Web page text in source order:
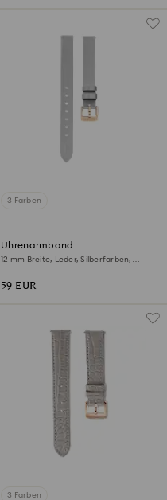
3 Farben
Uhrenarmband
12 mm Breite, Leder, Silberfarben,
59 EUR
3 Farben